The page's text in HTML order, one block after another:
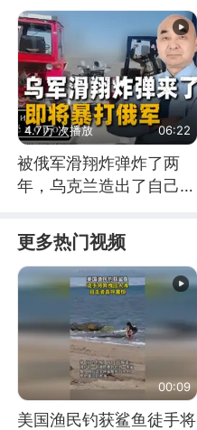
4.7万 次播放 06:22
被俄军滑翔炸弹炸了两
年，乌克兰造出了自己
更多热门视频
00:09
美国渔民钓获鲨鱼徒手将